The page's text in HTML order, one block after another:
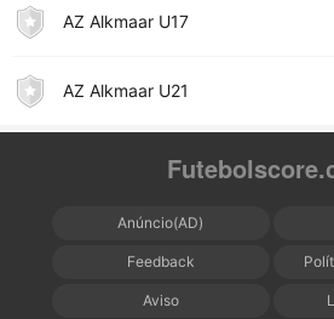
AZ Alkmaar U17
AZ Alkmaar U21
Anúncio(AD)
Feedback
Aviso